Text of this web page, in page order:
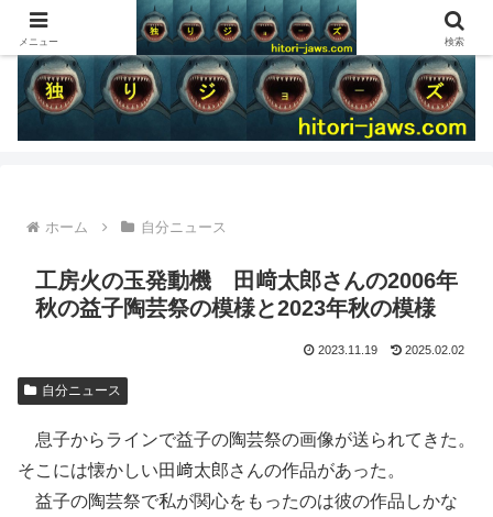
ホーム 自分ニュース
工房火の玉発動機 田﨑太郎さんの2006年
秋の益子陶芸祭の模様と2023年秋の模様
2023.11.19 2025.02.02
自分ニュース
息子からラインで益子の陶芸祭の画像が送られてきた。
そこには懐かしい田﨑太郎さんの作品があった。
益子の陶芸祭で私が関心をもったのは彼の作品しかな
メニュー 検索